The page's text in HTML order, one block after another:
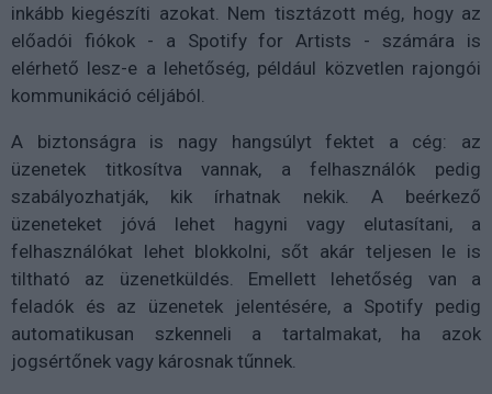
inkább kiegészíti azokat. Nem tisztázott még, hogy az
előadói fiókok - a Spotify for Artists - számára is
elérhető lesz-e a lehetőség, például közvetlen rajongói
kommunikáció céljából.
A biztonságra is nagy hangsúlyt fektet a cég: az
üzenetek titkosítva vannak, a felhasználók pedig
szabályozhatják, kik írhatnak nekik. A beérkező
üzeneteket jóvá lehet hagyni vagy elutasítani, a
felhasználókat lehet blokkolni, sőt akár teljesen le is
tiltható az üzenetküldés. Emellett lehetőség van a
feladók és az üzenetek jelentésére, a Spotify pedig
automatikusan szkenneli a tartalmakat, ha azok
jogsértőnek vagy károsnak tűnnek.